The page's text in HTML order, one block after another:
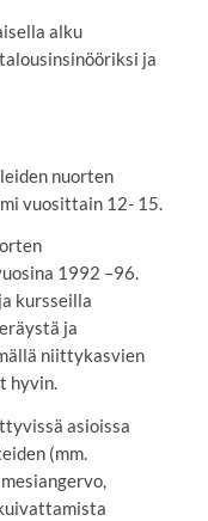
alku
ja
nuorten
vuosittain 12- 15.
1992 –96.
kursseilla
ja
niittykasvien
hyvin.
asioissa
(mm.